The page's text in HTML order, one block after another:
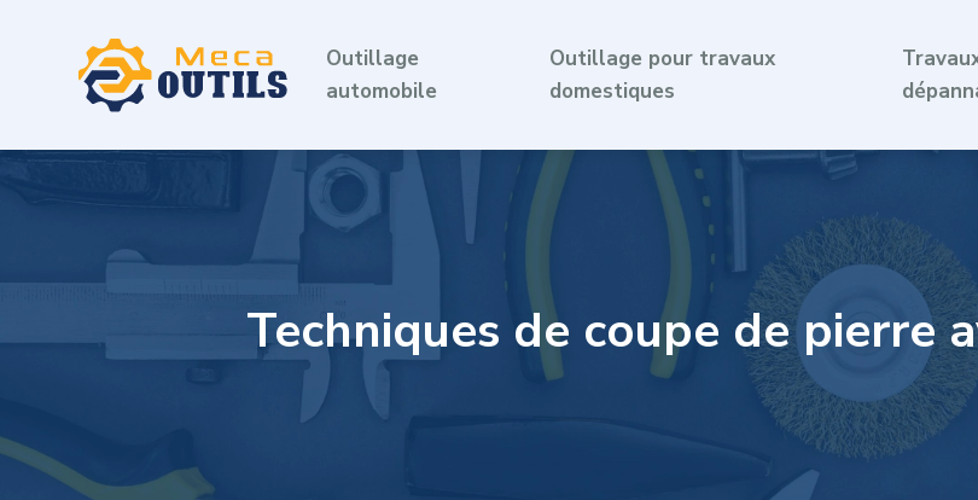
Outillage
automobile
Outillage pour travaux
domestiques
Techniques de coupe de pierre